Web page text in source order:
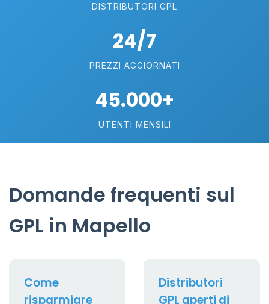
DISTRIBUTORI GPL
24/7
PREZZI AGGIORNATI
45.000+
UTENTI MENSILI
Domande frequenti sul
GPL in Mapello
Come
risparmiare
Distributori
GPL aperti di